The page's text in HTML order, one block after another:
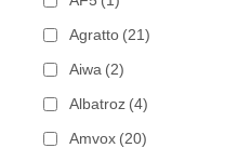
Agratto (21)
Aiwa (2)
Albatroz (4)
Amvox (20)